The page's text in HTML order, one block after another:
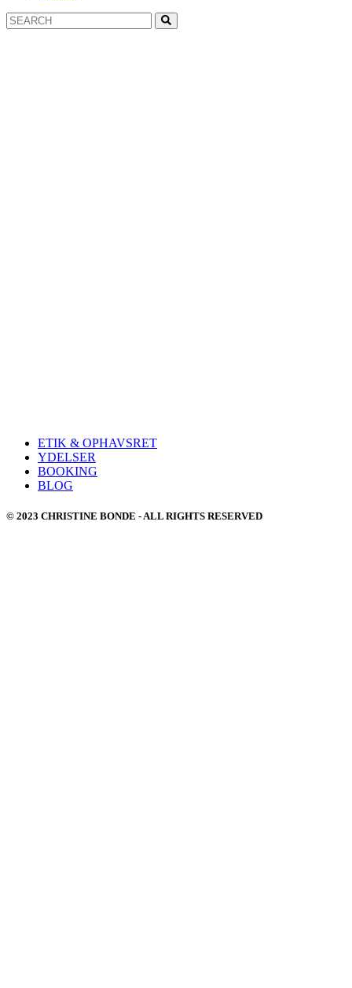
Search
for:
ETIK & OPHAVSRET
YDELSER
BOOKING
BLOG
© 2023 CHRISTINE BONDE - ALL RIGHTS RESERVED